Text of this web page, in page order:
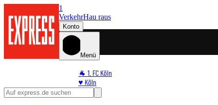
1
VerkehrHau raus
Konto
Menü
🐐 1. FC Köln
♥️ Köln
⭐ Promi